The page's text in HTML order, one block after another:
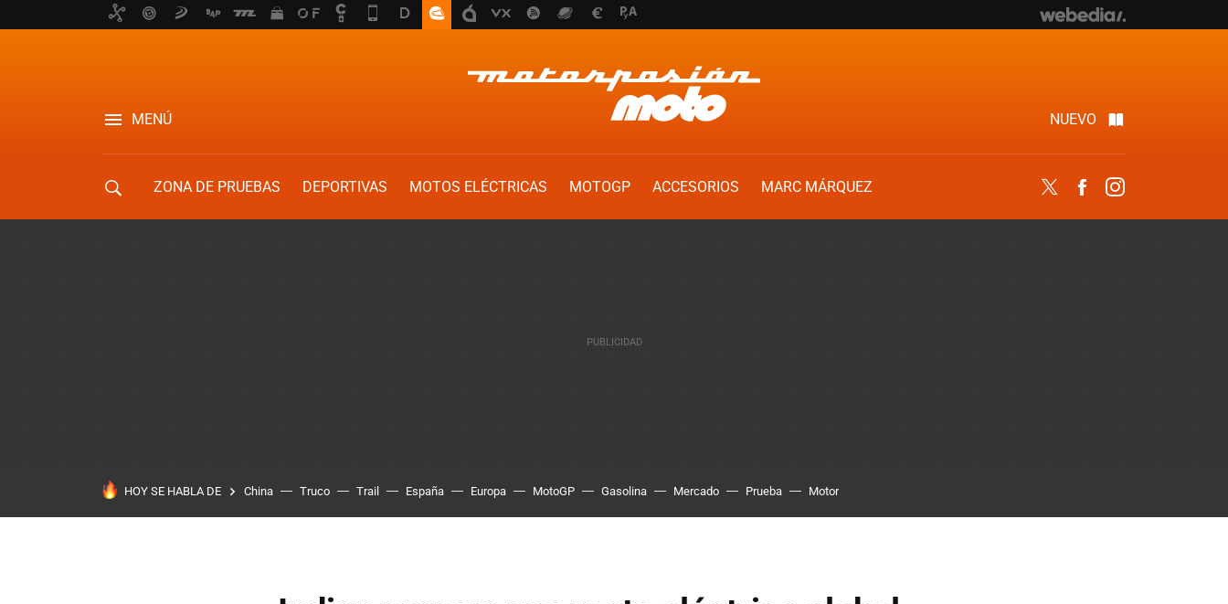
MENÚ NUEVO
ZONA DE PRUEBAS DEPORTIVAS MOTOS ELÉCTRICAS MOTOGP ACCESORIOS
MARC MÁRQUEZ
Twitter Facebook
HOY SE HABLA DE China Truco Trail España Europa MotoGP Gasolina Mercado Prueba Motor